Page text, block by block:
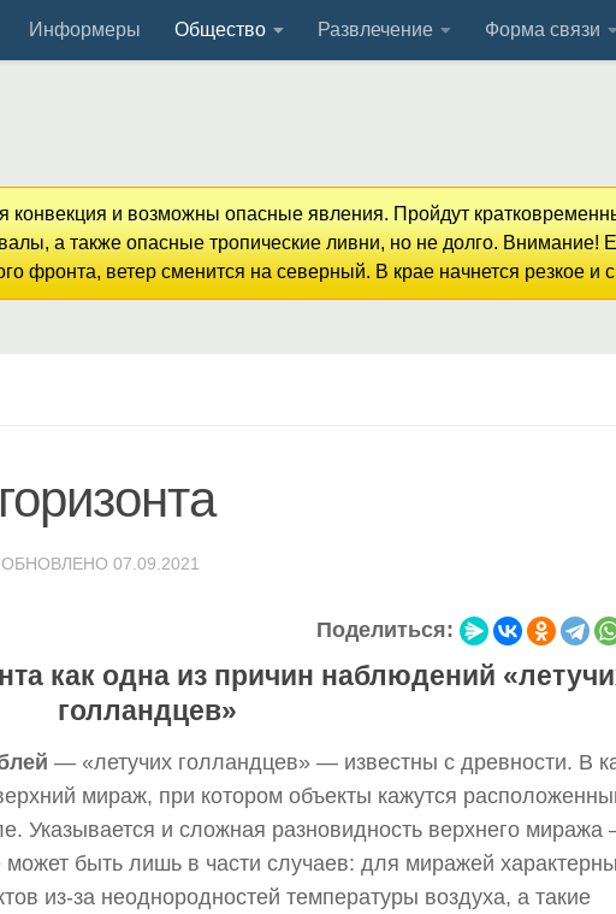
Информеры Общество Развлечение Форма связи
конвекция и возможны опасные явления. Пройдут
а также опасные тропические ливни, но не долго. Внимание!
фронта, ветер сменится на северный. В крае начнется резкое
ОБНОВЛЕНО 07.09.2021
Поделиться:
как одна из причин наблюдений
голландцев»
— «летучих голландцев» — известны с древности. В
мираж, при котором объекты кажутся
Указывается и сложная разновидность верхнего
быть лишь в части случаев: для миражей характерны
из-за неоднородностей температуры воздуха, а такие